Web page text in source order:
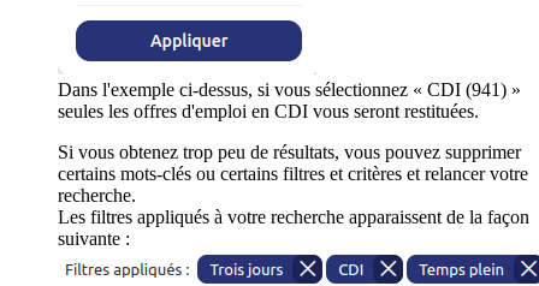
Dans l'exemple ci-dessus, si vous sélectionnez « CDI (941) »
seules les offres d'emploi en CDI vous seront restituées.
Si vous obtenez trop peu de résultats, vous pouvez supprimer
certains mots-clés ou certains filtres et critères et relancer votre
recherche.
Les filtres appliqués à votre recherche apparaissent de la façon
suivante :